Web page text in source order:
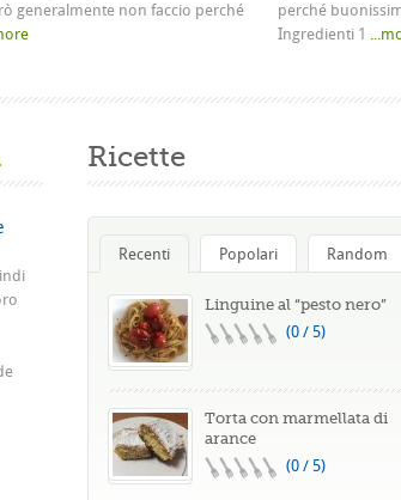
generalmente non faccio perché
perché
Ingredienti 1
Ricette
Recenti Popolari Random
Linguine al “pesto nero”
(0 / 5)
Torta con marmellata di
arance
(0 / 5)